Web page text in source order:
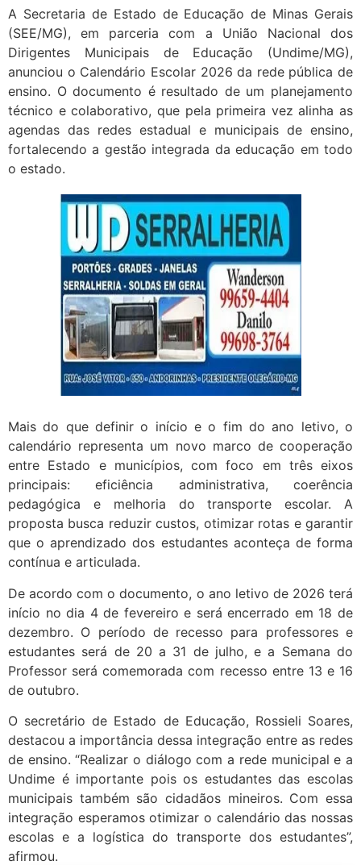
A Secretaria de Estado de Educação de Minas Gerais
(SEE/MG), em parceria com a União Nacional dos
Dirigentes Municipais de Educação (Undime/MG),
anunciou o Calendário Escolar 2026 da rede pública de
ensino. O documento é resultado de um planejamento
técnico e colaborativo, que pela primeira vez alinha as
agendas das redes estadual e municipais de ensino,
fortalecendo a gestão integrada da educação em todo
o estado.
Mais do que definir o início e o fim do ano letivo, o
calendário representa um novo marco de cooperação
entre Estado e municípios, com foco em três eixos
principais: eficiência administrativa, coerência
pedagógica e melhoria do transporte escolar. A
proposta busca reduzir custos, otimizar rotas e garantir
que o aprendizado dos estudantes aconteça de forma
contínua e articulada.
De acordo com o documento, o ano letivo de 2026 terá
início no dia 4 de fevereiro e será encerrado em 18 de
dezembro. O período de recesso para professores e
estudantes será de 20 a 31 de julho, e a Semana do
Professor será comemorada com recesso entre 13 e 16
de outubro.
O secretário de Estado de Educação, Rossieli Soares,
destacou a importância dessa integração entre as redes
de ensino. “Realizar o diálogo com a rede municipal e a
Undime é importante pois os estudantes das escolas
municipais também são cidadãos mineiros. Com essa
integração esperamos otimizar o calendário das nossas
escolas e a logística do transporte dos estudantes”,
afirmou.